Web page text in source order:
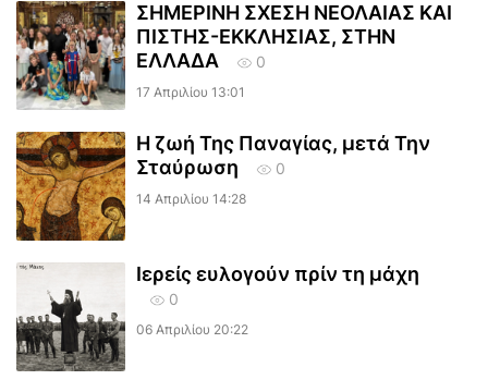
ΣΗΜΕΡΙΝΗ ΣΧΕΣΗ ΝΕΟΛΑΙΑΣ ΚΑΙ
ΠΙΣΤΗΣ-ΕΚΚΛΗΣΙΑΣ, ΣΤΗΝ
ΕΛΛΑΔΑ
0
17 Απριλίου 13:01
Η ζωή Της Παναγίας, μετά Την
Σταύρωση
0
14 Απριλίου 14:28
Ιερείς ευλογούν πρίν τη μάχη
0
06 Απριλίου 20:22